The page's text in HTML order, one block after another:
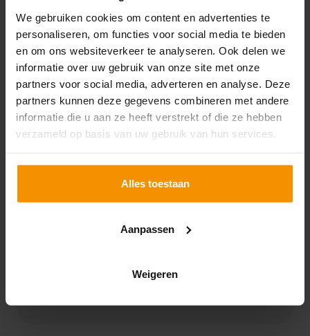
We gebruiken cookies om content en advertenties te
personaliseren, om functies voor social media te bieden
en om ons websiteverkeer te analyseren. Ook delen we
informatie over uw gebruik van onze site met onze
partners voor social media, adverteren en analyse. Deze
partners kunnen deze gegevens combineren met andere
informatie die u aan ze heeft verstrekt of die ze hebben
verzameld op basis van uw gebruik van hun services.
Alles toestaan
Aanpassen
Weigeren
Assen